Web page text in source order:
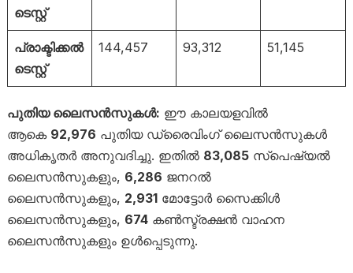
ടെസ്റ്റ്
പ്രാക്ടിക്കൽ
ടെസ്റ്റ്
144,457 93,312 51,145
പുതിയ ലൈസൻസുകൾ: ഈ കാലയളവിൽ
ആകെ 92,976 പുതിയ ഡ്രൈവിംഗ് ലൈസൻസുകൾ
അധികൃതർ അനുവദിച്ചു. ഇതിൽ 83,085സ്പെഷ്യൽ
ലൈസൻസുകളും, 6,286 ജനറൽ
ലൈസൻസുകളും, 2,931മോട്ടോർ സൈക്കിൾ
ലൈസൻസുകളും, 674കൺസ്ട്രക്ഷൻ വാഹന
ലൈസൻസുകളും ഉൾപ്പെടുന്നു.